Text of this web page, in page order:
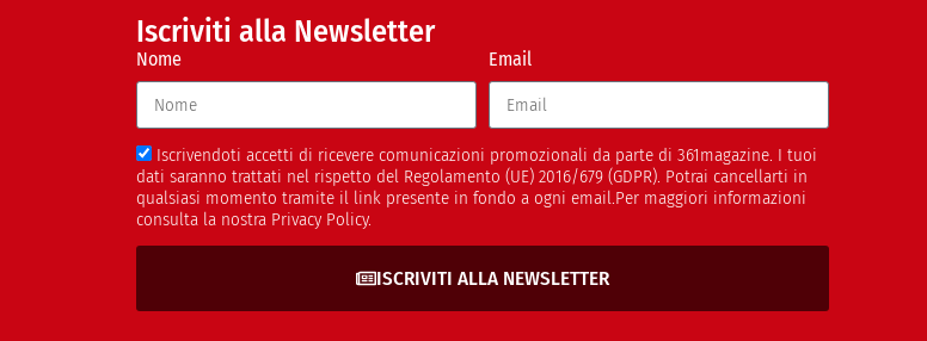
Iscriviti alla Newsletter
Nome Email
Iscrivendoti accetti di ricevere comunicazioni promozionali da parte di 361magazine. I tuoi
dati saranno trattati nel rispetto del Regolamento (UE) 2016/679 (GDPR). Potrai cancellarti in
qualsiasi momento tramite il link presente in fondo a ogni email.Per maggiori informazioni
consulta la nostra Privacy Policy.
ISCRIVITI ALLA NEWSLETTER